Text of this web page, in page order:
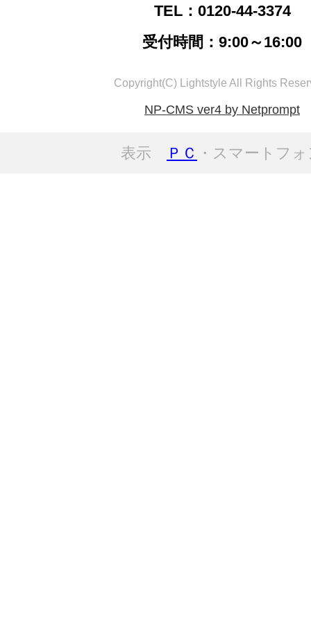
TEL：0120-44-3374
受付時間：9:00～16:00
Copyright(C) Lightstyle All Rights
NP-CMS ver4 by Netprompt
表示 ＰＣ ・スマートフ